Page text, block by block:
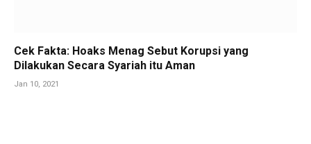
Cek Fakta: Hoaks Menag Sebut Korupsi yang
Dilakukan Secara Syariah itu Aman
Jan 10, 2021